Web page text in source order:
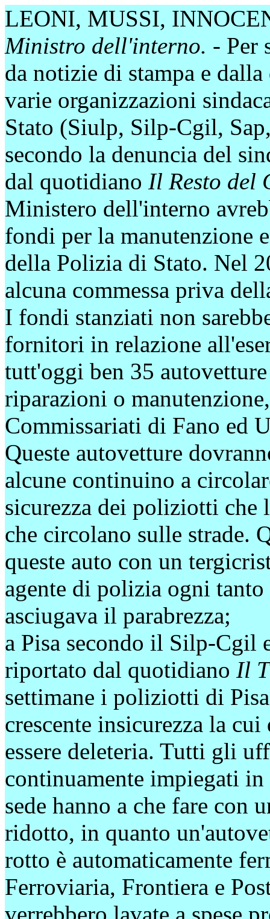
LEONI, MUSSI,
Ministro dell'interno. - Per
da notizie di stampa e
varie organizzazioni
Stato (Siulp, Silp-Cgil,
secondo la denuncia del
dal quotidiano Il Resto del
Ministero dell'interno
fondi per la manutenzione
della Polizia di Stato. Nel
alcuna commessa priva
I fondi stanziati non
fornitori in relazione
tutt'oggi ben 35
riparazioni o
Commissariati di Fano ed
Queste autovetture
alcune continuino a
sicurezza dei poliziotti
che circolano sulle strade.
queste auto con un
agente di polizia ogni
asciugava il parabrezza;
a Pisa secondo il Silp-Cgil
riportato dal quotidiano Il
settimane i poliziotti di
crescente insicurezza la
essere deleteria. Tutti gli
continuamente impiegati
sede hanno a che fare con
ridotto, in quanto
rotto è automaticamente
Ferroviaria, Frontiera e